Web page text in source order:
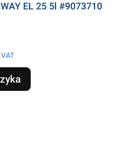
EL 25 5l #9073710